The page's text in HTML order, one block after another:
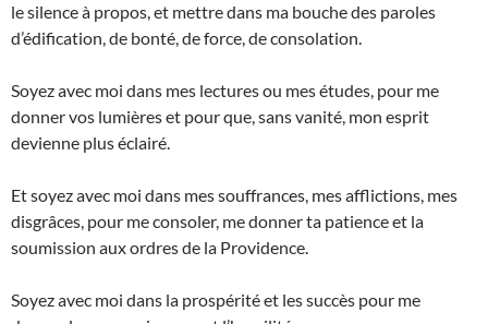
le silence à propos, et mettre dans ma bouche des paroles
d’édification, de bonté, de force, de consolation.
Soyez avec moi dans mes lectures ou mes études, pour me
donner vos lumières et pour que, sans vanité, mon esprit
devienne plus éclairé.
Et soyez avec moi dans mes souffrances, mes afflictions, mes
disgrâces, pour me consoler, me donner ta patience et la
soumission aux ordres de la Providence.
Soyez avec moi dans la prospérité et les succès pour me